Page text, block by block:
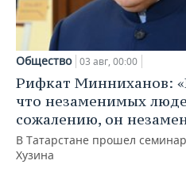
Общество 03 авг, 00:00
Рифкат Минниханов:
что незаменимых
сожалению, он
В Татарстане прошел
Хузина